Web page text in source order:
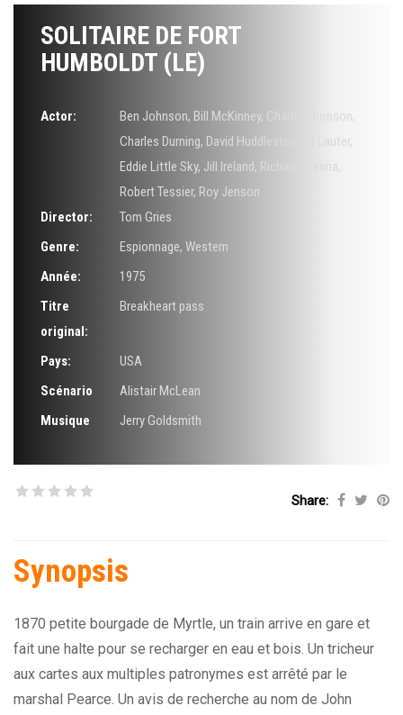
SOLITAIRE DE FORT
HUMBOLDT (LE)
Actor: Ben Johnson, Bill McKinney, Charles Bronson,
Charles Durning, David Huddleston Ed Lauter,
Eddie Little Sky, Jill Ireland, Richard Crenna
Robert Tessier, Roy Jenson
Director:
Tom Gries
Genre:
Espionnage, Western
Année:
1975
Titre
original:
Breakheart pass
Pays:
USA
Scénario
Alistair McLean
Musique
Jerry Goldsmith
Share:
Synopsis
1870 petite bourgade de Myrtle, un train arrive en gare et
fait une halte pour se recharger en eau et bois. Un tricheur
aux cartes aux multiples patronymes est arrêté par le
marshal Pearce. Un avis de recherche au nom de John